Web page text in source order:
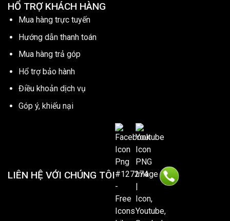
HỔ TRỢ KHÁCH HÀNG
Mua hàng trực tuyến
Hướng dẫn thanh toán
Mua hàng trả góp
Hổ trợ bảo hành
Điều khoản dịch vụ
Góp ý, khiếu nại
LIÊN HỆ VỚI CHÚNG TÔI